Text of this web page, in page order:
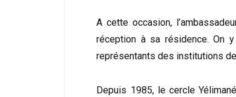
A cette occasion,
réception à sa résidence. On
représentants des institutions
Depuis 1985, le cercle